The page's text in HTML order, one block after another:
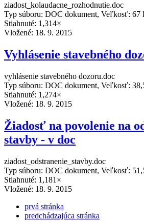
ziadost_kolaudacne_rozhodnutie.doc
Typ súboru: DOC dokument, Veľkosť: 67
Stiahnuté: 1,314×
Vložené: 18. 9. 2015
Vyhlásenie stavebného
vyhlásenie stavebného dozoru.doc
Typ súboru: DOC dokument, Veľkosť:
Stiahnuté: 1,274×
Vložené: 18. 9. 2015
Žiadosť na povolenie na
stavby - v doc
ziadost_odstranenie_stavby.doc
Typ súboru: DOC dokument, Veľkosť:
Stiahnuté: 1,181×
Vložené: 18. 9. 2015
prvá stránka
predchádzajúca stránka